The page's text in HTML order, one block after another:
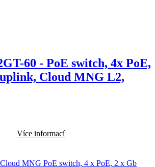
60 - PoE switch, 4x PoE,
Cloud MNG L2,
Více informací